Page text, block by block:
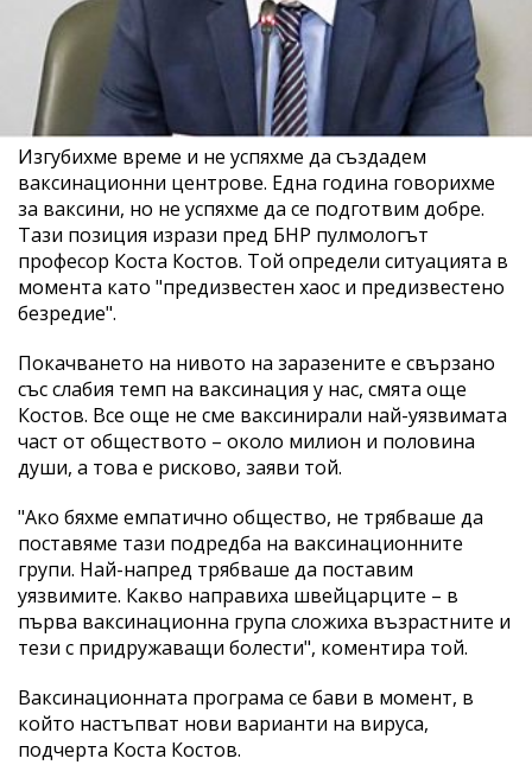
Изгубихме време и не успяхме да създадем
ваксинационни центрове. Една година говорихме
за ваксини, но не успяхме да се подготвим добре.
Тази позиция изрази пред БНР пулмологът
професор Коста Костов. Той определи ситуацията в
момента като "предизвестен хаос и предизвестено
безредие".
Покачването на нивото на заразените е свързано
със слабия темп на ваксинация у нас, смята още
Костов. Все още не сме ваксинирали най-уязвимата
част от обществото – около милион и половина
души, а това е рисково, заяви той.
"Ако бяхме емпатично общество, не трябваше да
поставяме тази подредба на ваксинационните
групи. Най-напред трябваше да поставим
уязвимите. Какво направиха швейцарците – в
първа ваксинационна група сложиха възрастните и
тези с придружаващи болести", коментира той.
Ваксинационната програма се бави в момент, в
който настъпват нови варианти на вируса,
подчерта Коста Костов.